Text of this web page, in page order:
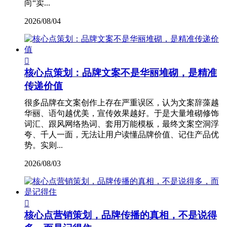
向“卖...
2026/08/04

核心点策划：品牌文案不是华丽堆砌，是精准
传递价值
很多品牌在文案创作上存在严重误区，认为文案辞藻越
华丽、语句越优美，宣传效果越好。于是大量堆砌修饰
词汇、跟风网络热词、套用万能模板，最终文案空洞浮
夸、千人一面，无法让用户读懂品牌价值、记住产品优
势。实则...
2026/08/03

核心点营销策划，品牌传播的真相，不是说得